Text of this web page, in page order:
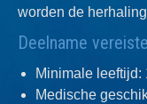
worden de
Deelname
Minimale leeftijd:
Medische